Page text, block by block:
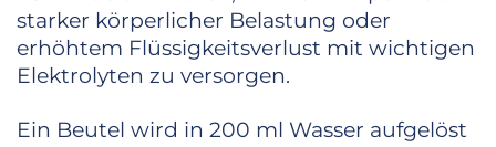
starker körperlicher Belastung oder
erhöhtem Flüssigkeitsverlust mit wichtigen
Elektrolyten zu versorgen.
Ein Beutel wird in 200 ml Wasser aufgelöst